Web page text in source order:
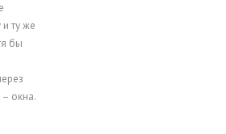
ту же
бы
окна.